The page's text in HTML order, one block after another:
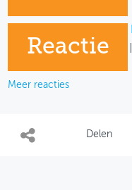
Reactie
Meer reacties
Delen